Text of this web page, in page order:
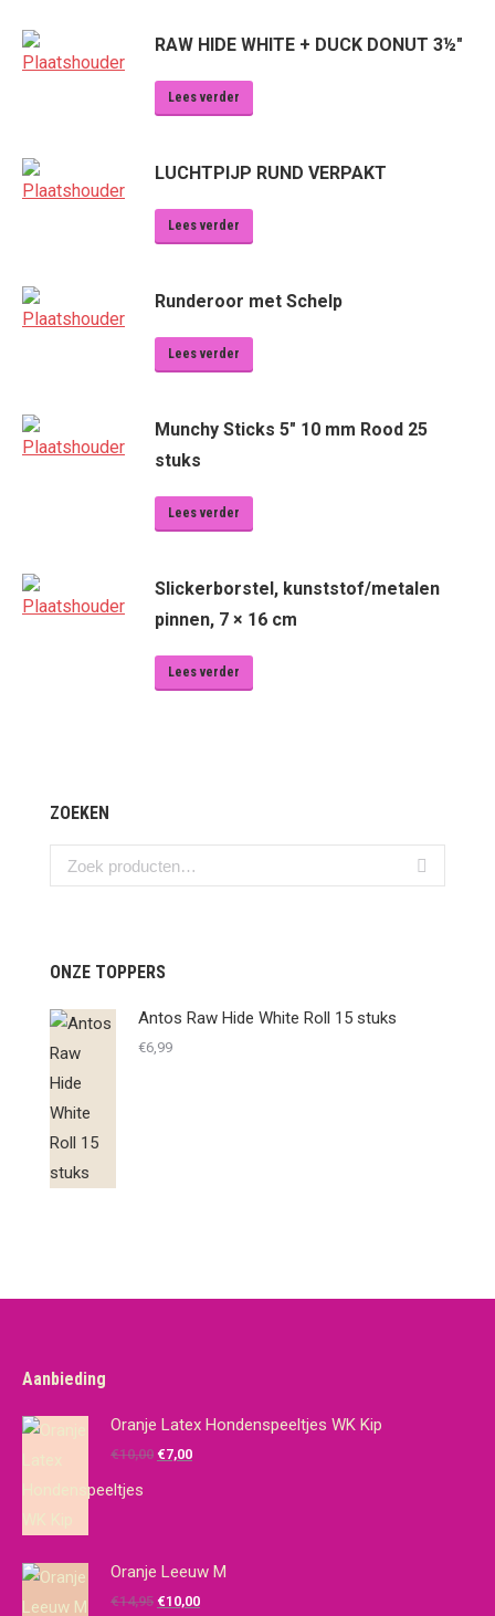
RAW HIDE WHITE + DUCK DONUT 3½"
Lees verder
LUCHTPIJP RUND VERPAKT
Lees verder
Runderoor met Schelp
Lees verder
Munchy Sticks 5" 10 mm Rood 25
stuks
Lees verder
Slickerborstel, kunststof/metalen
pinnen, 7 × 16 cm
Lees verder
ZOEKEN
ONZE TOPPERS
Antos Raw Hide White Roll 15 stuks
€6,99
Aanbieding
Oranje Latex Hondenspeeltjes WK Kip
€10,00 Oorspronkelijke
€7,00Huidige
Oranje Leeuw M
€14,95 Oorspronkelijke
€10,00Huidige